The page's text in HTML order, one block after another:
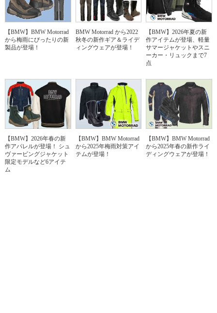
【BMW】BMW Motorrad
から梅雨にぴったりの新
製品が登場！
BMW Motorrad から2022
秋冬の新作ギア＆ライデ
ィングウェアが登場！
【BMW】2026年夏の新
作アイテムが登場、軽量
サマージャケットやスニ
ーカー・リュックまで7
点
【BMW】2026年春の新
作アパレルが登場！ シュ
ヴァービングジャケット
限定モデルなど6アイテ
ム
【BMW】BMW Motorrad
から2025年梅雨対策アイ
テムが登場！
【BMW】BMW Motorrad
から2025年春の新作ライ
ディングウェアが登場！